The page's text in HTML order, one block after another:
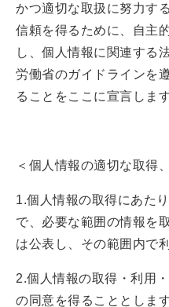
かつ適切な取扱に努力す
信頼を得るために、自主
し、個人情報に関連する
労働省のガイドラインを
ることをここに宣言します
＜個人情報の適切な取得
1.個人情報の取得にあた
で、必要な範囲の情報を
は公表し、その範囲内で
2.個人情報の取得・利用
の同意を得ることとします